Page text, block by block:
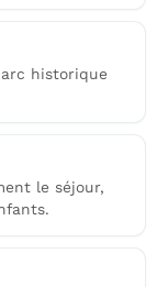
historique
le séjour,